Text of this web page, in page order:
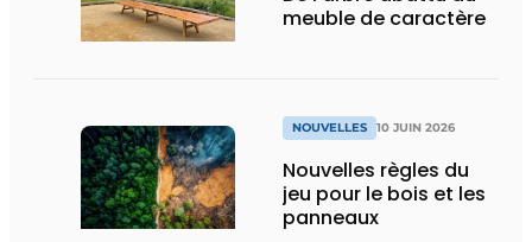
meuble de caractère
NOUVELLES 10 JUIN 2026
Nouvelles règles du
jeu pour le bois et les
panneaux